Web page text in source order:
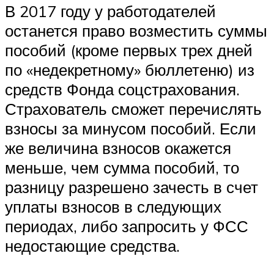
В 2017 году у работодателей
останется право возместить суммы
пособий (кроме первых трех дней
по «недекретному» бюллетеню) из
средств Фонда соцстрахования.
Страхователь сможет перечислять
взносы за минусом пособий. Если
же величина взносов окажется
меньше, чем сумма пособий, то
разницу разрешено зачесть в счет
уплаты взносов в следующих
периодах, либо запросить у ФСС
недостающие средства.